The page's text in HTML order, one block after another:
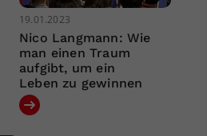
19.01.2023
Nico Langmann: Wie
man einen Traum
aufgibt, um ein
Leben zu gewinnen